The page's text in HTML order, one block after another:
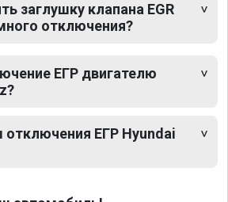
заглушку клапана EGR
отключения?
ЕГР двигателю
ЕГР Hyundai